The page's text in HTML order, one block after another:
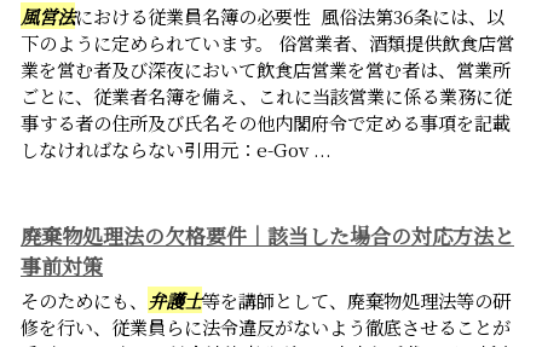
風営法における従業員名簿の必要性 風俗法第36条には、以
下のように定められています。 俗営業者、酒類提供飲食店営
業を営む者及び深夜において飲食店営業を営む者は、営業所
ごとに、従業者名簿を備え、これに当該営業に係る業務に従
事する者の住所及び氏名その他内閣府令で定める事項を記載
しなければならない引用元：e-Gov ...
廃棄物処理法の欠格要件｜該当した場合の対応方法と
事前対策
そのためにも、 弁護士等を講師として、廃棄物処理法等の研
修を行い、従業員らに法令違反がないよう徹底させることが